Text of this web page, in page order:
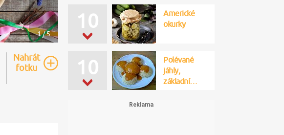
1 / 5
Nahrát
fotku
10
Americké
okurky
10
Polévané
jáhly,
základní…